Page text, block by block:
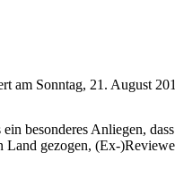
am Sonntag, 21. August
ein besonderes Anliegen,
Land gezogen, (Ex-